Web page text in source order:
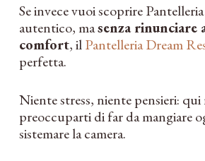
Se invece vuoi scoprire
autentico, masenza rinunciare
comfort, ilPantelleria Dream
perfetta.
Niente stress, niente pensieri:
preoccuparti di far da mangiare
sistemare la camera.